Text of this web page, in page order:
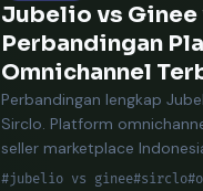
Jubelio vs Ginee
Perbandingan
Omnichannel
Perbandingan lengkap
Sirclo. Platform
seller marketplace
#jubelio vs ginee#sirclo